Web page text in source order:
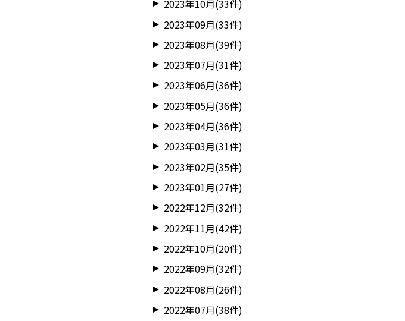
2023年10月(33件)
2023年09月(33件)
2023年08月(39件)
2023年07月(31件)
2023年06月(36件)
2023年05月(36件)
2023年04月(36件)
2023年03月(31件)
2023年02月(35件)
2023年01月(27件)
2022年12月(32件)
2022年11月(42件)
2022年10月(20件)
2022年09月(32件)
2022年08月(26件)
2022年07月(38件)